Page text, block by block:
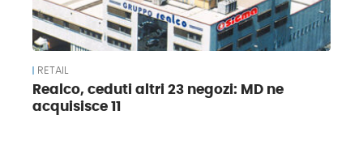
RETAIL
Realco, ceduti altri 23 negozi: MD ne
acquisisce 11